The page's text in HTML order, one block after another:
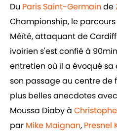
Du Paris Saint-Germain de
Championship, le
Méïté, attaquant de
ivoirien s'est confié à
entretien où il a évoqué sa
son passage au centre de
plus belles anecdotes
Moussa Diaby à
par Mike Maignan, Presnel